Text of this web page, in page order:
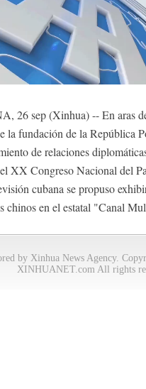
26 sep (Xinhua) -- En aras
la fundación de la República
de relaciones
XX Congreso Nacional del
cubana se propuso
chinos en el estatal "Canal
by Xinhua News Agency.
XINHUANET.com All rights